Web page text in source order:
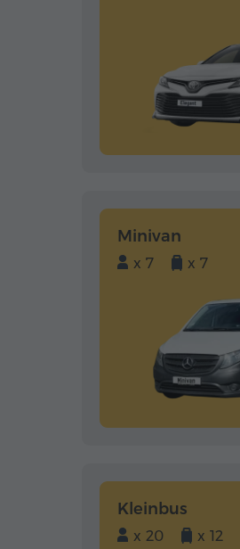
Minivan
x 7 x 7
Kleinbus
x 20 x 12